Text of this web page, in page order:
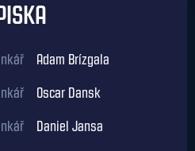
Adam Brízgala
Oscar Dansk
Daniel Jansa